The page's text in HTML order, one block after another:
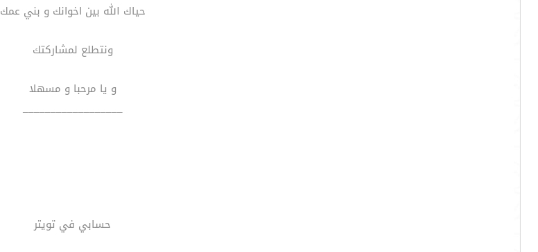
حياك الله بين اخوانك و بني عمك
ونتطلع لمشاركتك
و يا مرحبا و مسهلا
__________________
حسابي في تويتر